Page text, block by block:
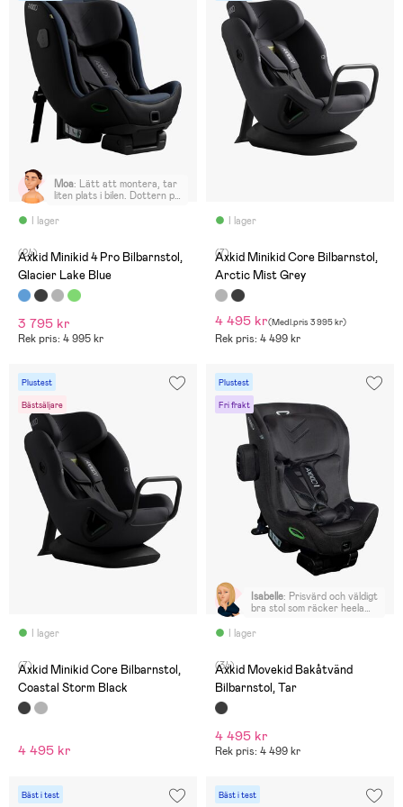
I lager
Moa: Lätt att montera, tar
liten plats i bilen. Dottern på
jättebra i den. Gott om
(24)
Axkid Minikid 4 Pro Bilbarnstol,
Glacier Lake Blue
3 795 kr
Rek pris: 4 995 kr
I lager
(7)
Axkid Minikid Core Bilbarnstol,
Arctic Mist Grey
4 495 kr(Medl.pris 3 995 kr)
Rek pris: 4 499 kr
Plustest
Bästsäljare
I lager
(7)
Axkid Minikid Core Bilbarnstol,
Coastal Storm Black
4 495 kr
Plustest
Fri frakt
I lager
Isabelle: Prisvärd och väldigt
bra stol som räcker heela
(34)
Axkid Movekid Bakåtvänd
Bilbarnstol, Tar
4 495 kr
Rek pris: 4 499 kr
Bäst i test Bäst i test